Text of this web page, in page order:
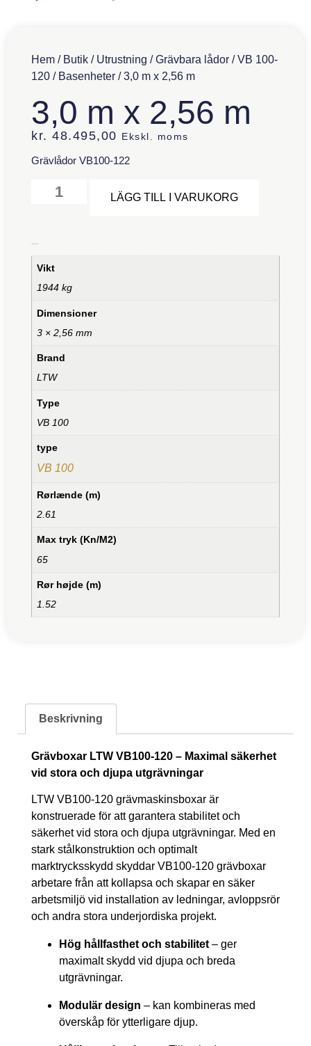
Hem / Butik / Utrustning /Grävbara lådor /VB 100-
120 / Basenheter / 3,0 m x 2,56 m
3,0 m x 2,56 m
kr. 48.495,00 Ekskl. moms
Grävlådor VB100-122
LÄGG TILL I VARUKORG
Vikt
1944 kg
Dimensioner
3 × 2,56 mm
Brand
LTW
Type
VB 100
type
VB 100
Rørlænde (m)
2.61
Max tryk (Kn/M2)
65
Rør højde (m)
1.52
Beskrivning
Grävboxar LTW VB100-120 – Maximal säkerhet
vid stora och djupa utgrävningar
LTW VB100-120 grävmaskinsboxar är
konstruerade för att garantera stabilitet och
säkerhet vid stora och djupa utgrävningar. Med en
stark stålkonstruktion och optimalt
marktrycksskydd skyddar VB100-120 grävboxar
arbetare från att kollapsa och skapar en säker
arbetsmiljö vid installation av ledningar, avloppsrör
och andra stora underjordiska projekt.
Hög hållfasthet och stabilitet – ger
maximalt skydd vid djupa och breda
utgrävningar.
Modulär design – kan kombineras med
överskåp för ytterligare djup.